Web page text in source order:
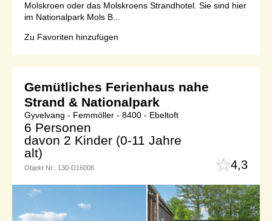
Molskroen oder das Molskroens Strandhotel. Sie sind hier
im Nationalpark Mols B...
Zu Favoriten hinzufügen
Gemütliches Ferienhaus nahe
Strand & Nationalpark
Gyvelvang - Femmöller - 8400 - Ebeltoft
6 Personen
davon 2 Kinder (0-11 Jahre
alt)
Objekt Nr.: 130-D16008 4,3